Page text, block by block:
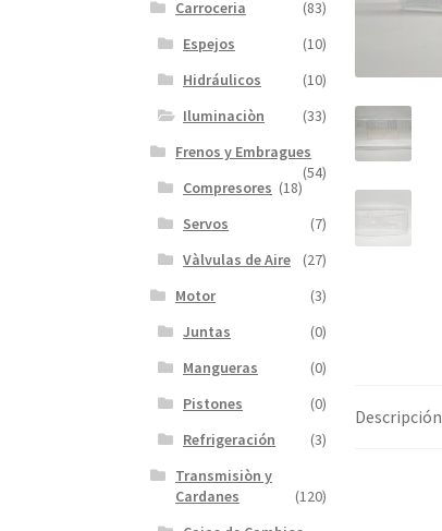
Descripción
Carroceria
(83)
Espejos
(10)
Hidráulicos
(10)
Iluminaciòn
(33)
Frenos y Embragues
(54)
Compresores (18)
Servos
(7)
Vàlvulas de Aire
(27)
Motor
(3)
Juntas
(0)
Mangueras
(0)
Pistones
(0)
Refrigeración
(3)
Transmisiòn y
Cardanes
(120)